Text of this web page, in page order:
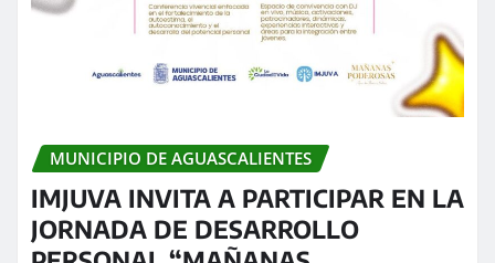
MUNICIPIO DE AGUASCALIENTES
IMJUVA INVITA A PARTICIPAR EN LA
JORNADA DE DESARROLLO